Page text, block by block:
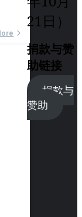
21日）
捐款与赞
助链接
捐款与
赞助